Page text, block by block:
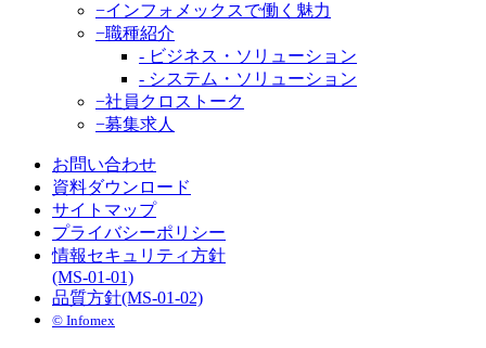
−インフォメックスで働く魅力
−職種紹介
- ビジネス・ソリューション
- システム・ソリューション
−社員クロストーク
−募集求人
お問い合わせ
資料ダウンロード
サイトマップ
プライバシーポリシー
情報セキュリティ方針
(MS-01-01)
品質方針(MS-01-02)
©︎ Infomex